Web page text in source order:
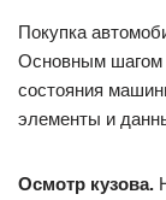
Покупка
Основным шагом
состояния
элементы и
Осмотр кузова.